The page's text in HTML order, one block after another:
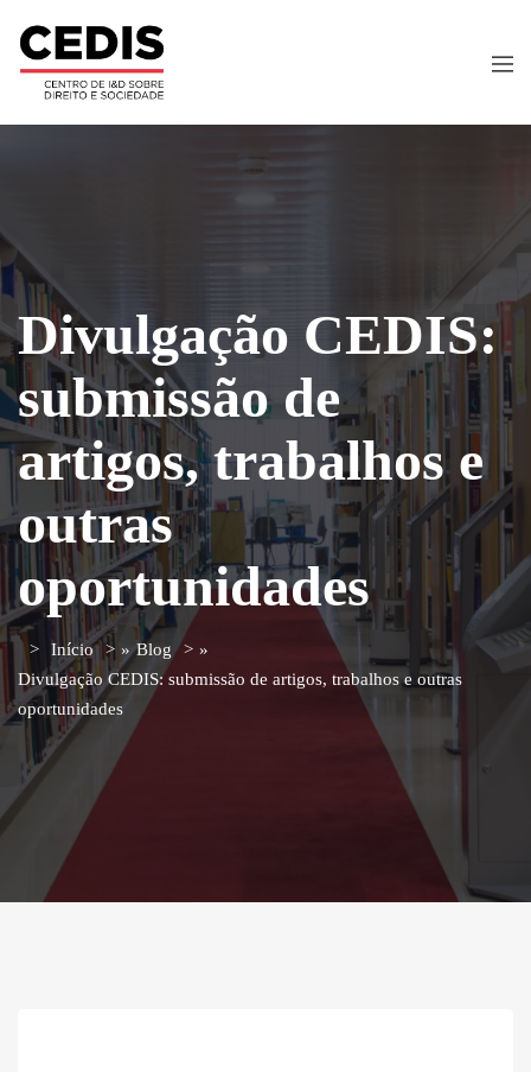
Divulgação CEDIS:
submissão de
artigos, trabalhos e
outras
oportunidades
Início » Blog
»
Divulgação CEDIS: submissão de artigos, trabalhos e outras
oportunidades